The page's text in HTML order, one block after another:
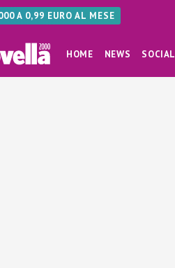
A 0,99 EURO AL MESE
HOME NEWS SOCIAL